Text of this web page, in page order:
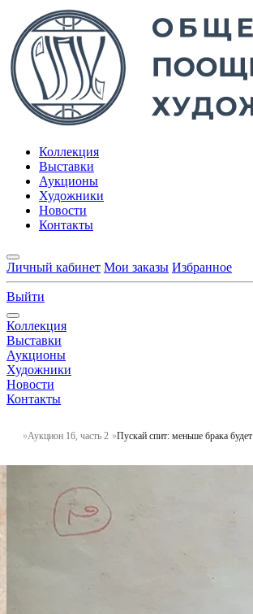
Коллекция
Выставки
Аукционы
Художники
Новости
Контакты
Личный кабинет Мои заказы Избранное
Выйти
Коллекция
Выставки
Аукционы
Художники
Новости
Контакты
Аукцион 16, часть 2 Пускай спит: меньше брака будет